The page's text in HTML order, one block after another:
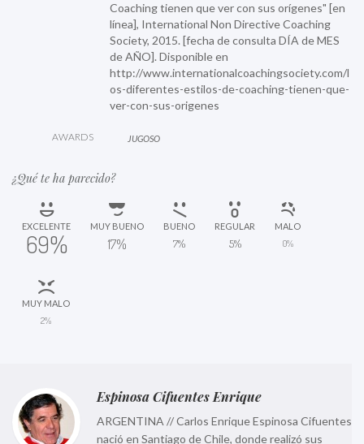
Coaching tienen que ver con sus orígenes" [en
línea], International Non Directive Coaching
Society, 2015. [fecha de consulta DÍA de MES
de AÑO]. Disponible en
http://www.internationalcoachingsociety.com/l
os-diferentes-estilos-de-coaching-tienen-que-
ver-con-sus-origenes
AWARDS JUGOSO
¿Qué te ha parecido?
EXCELENTE
69%
MUY BUENO
17%
BUENO
7%
REGULAR
5%
MALO
0%
MUY MALO
2%
Espinosa Cifuentes Enrique
ARGENTINA // Carlos Enrique Espinosa Cifuentes
nació en Santiago de Chile, donde realizó sus